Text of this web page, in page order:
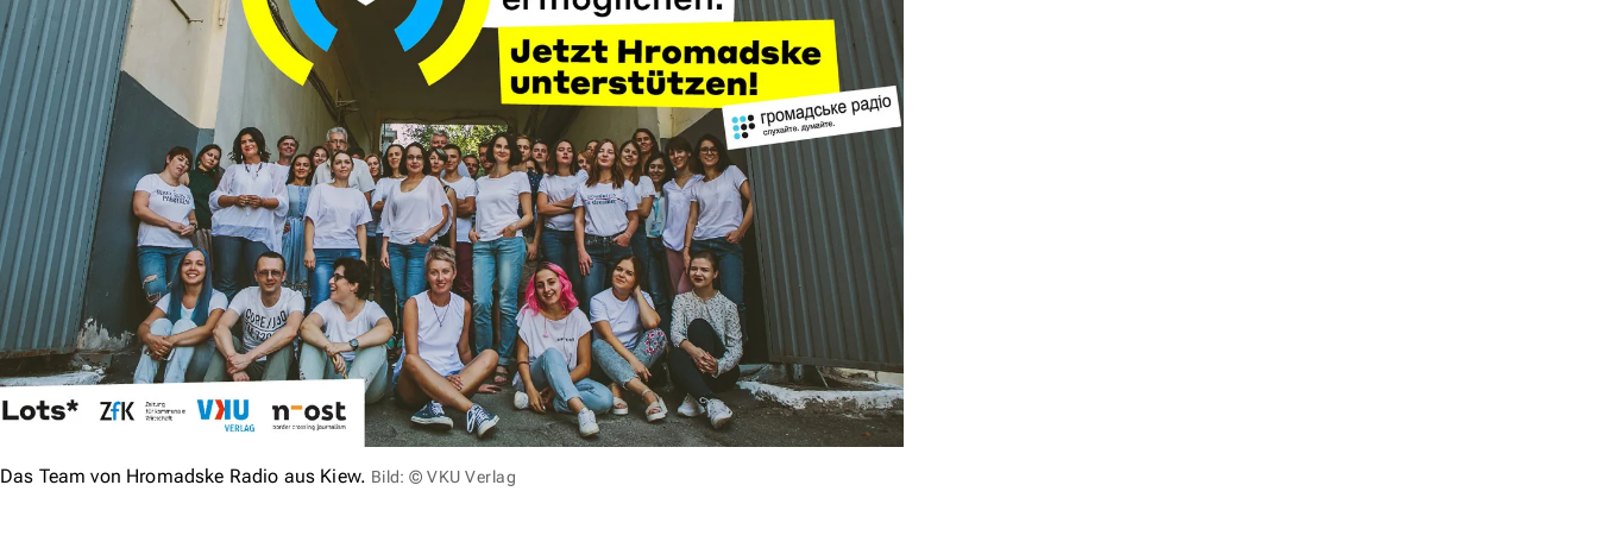
Das Team von Hromadske Radio aus Kiew. Bild: © VKU Verlag